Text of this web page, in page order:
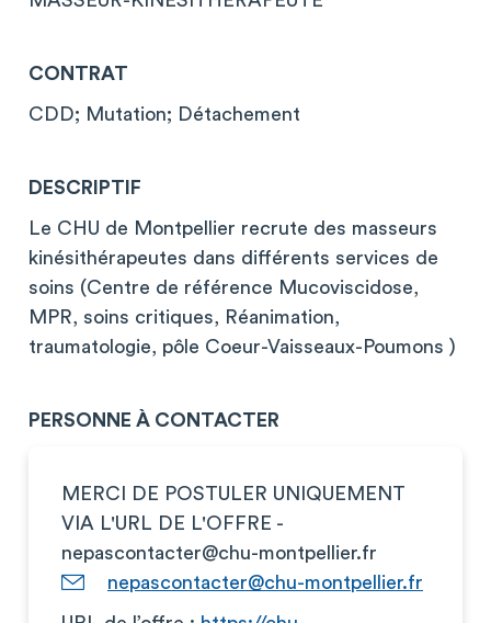
CONTRAT
CDD; Mutation; Détachement
DESCRIPTIF
Le CHU de Montpellier recrute des masseurs
kinésithérapeutes dans différents services de
soins (Centre de référence Mucoviscidose,
MPR, soins critiques, Réanimation,
traumatologie, pôle Coeur-Vaisseaux-Poumons )
PERSONNE À CONTACTER
MERCI DE POSTULER UNIQUEMENT
VIA L'URL DE L'OFFRE -
nepascontacter@chu-montpellier.fr
nepascontacter@chu-montpellier.fr